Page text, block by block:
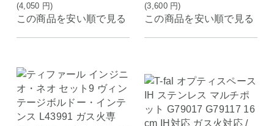
(4,050 円)
この商品を安い順で見る
(3,600 円)
この商品を安い順で見る